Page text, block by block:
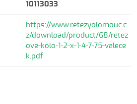
10113033
https://www.retezyolomouc.c
z/download/product/68/retez
ove-kolo-1-2-x-1-4-7-75-valece
k.pdf